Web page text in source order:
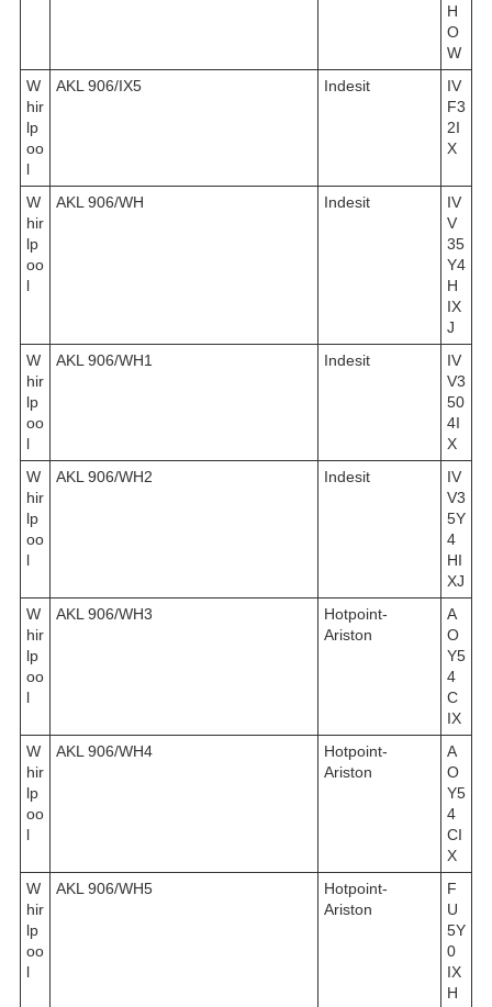
H
O
W
W
hir
lp
oo
l
AKL 906/IX5 Indesit
IV
F3
2I
X
W
hir
lp
oo
l
AKL 906/WH Indesit
IV
V
35
Y4
H
IX
J
W
hir
lp
oo
l
AKL 906/WH1 Indesit
IV
V3
50
4I
X
W
hir
lp
oo
l
AKL 906/WH2 Indesit
IV
V3
5Y
4
HI
XJ
W
hir
lp
oo
l
AKL 906/WH3
Hotpoint-
Ariston
A
O
Y5
4
C
IX
W
hir
lp
oo
l
AKL 906/WH4
Hotpoint-
Ariston
A
O
Y5
4
CI
X
W
hir
lp
oo
l
AKL 906/WH5
Hotpoint-
Ariston
F
U
5Y
0
IX
H